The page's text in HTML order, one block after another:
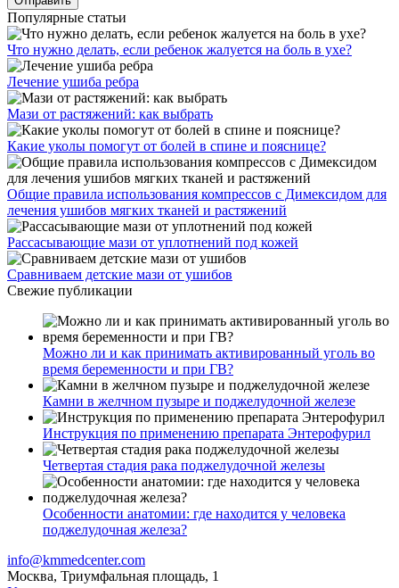
Популярные статьи
Что нужно делать, если ребенок жалуется на боль в ухе?
Лечение ушиба ребра
Мази от растяжений: как выбрать
Какие уколы помогут от болей в спине и пояснице?
Общие правила использования компрессов с Димексидом для
лечения ушибов мягких тканей и растяжений
Рассасывающие мази от уплотнений под кожей
Сравниваем детские мази от ушибов
Свежие публикации
Можно ли и как принимать активированный уголь во
время беременности и при ГВ?
Камни в желчном пузыре и поджелудочной железе
Инструкция по применению препарата Энтерофурил
Четвертая стадия рака поджелудочной железы
Особенности анатомии: где находится у человека
поджелудочная железа?
info@kmmedcenter.com
Москва, Триумфальная площадь, 1